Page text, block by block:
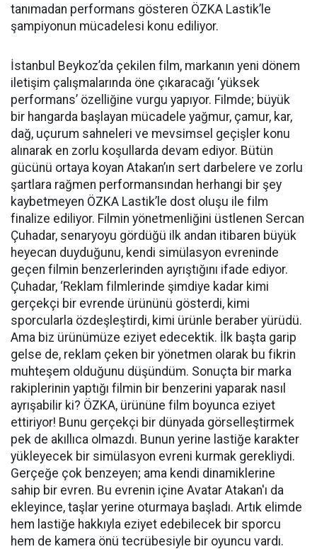
tanımadan performans gösteren ÖZKA Lastik’le
şampiyonun mücadelesi konu ediliyor.
İstanbul Beykoz’da çekilen film, markanın yeni dönem
iletişim çalışmalarında öne çıkaracağı ‘yüksek
performans’ özelliğine vurgu yapıyor. Filmde; büyük
bir hangarda başlayan mücadele yağmur, çamur, kar,
dağ, uçurum sahneleri ve mevsimsel geçişler konu
alınarak en zorlu koşullarda devam ediyor. Bütün
gücünü ortaya koyan Atakan’ın sert darbelere ve zorlu
şartlara rağmen performansından herhangi bir şey
kaybetmeyen ÖZKA Lastik’le dost oluşu ile film
finalize ediliyor. Filmin yönetmenliğini üstlenen Sercan
Çuhadar, senaryoyu gördüğü ilk andan itibaren büyük
heyecan duyduğunu, kendi simülasyon evreninde
geçen filmin benzerlerinden ayrıştığını ifade ediyor.
Çuhadar, ‘Reklam filmlerinde şimdiye kadar kimi
gerçekçi bir evrende ürününü gösterdi, kimi
sporcularla özdeşleştirdi, kimi ürünle beraber yürüdü.
Ama biz ürünümüze eziyet edecektik. İlk başta garip
gelse de, reklam çeken bir yönetmen olarak bu fikrin
muhteşem olduğunu düşündüm. Sonuçta bir marka
rakiplerinin yaptığı filmin bir benzerini yaparak nasıl
ayrışabilir ki? ÖZKA, ürününe film boyunca eziyet
ettiriyor! Bunu gerçekçi bir dünyada görselleştirmek
pek de akıllıca olmazdı. Bunun yerine lastiğe karakter
yükleyecek bir simülasyon evreni kurmak gerekliydi.
Gerçeğe çok benzeyen; ama kendi dinamiklerine
sahip bir evren. Bu evrenin içine Avatar Atakan'ı da
ekleyince, taşlar yerine oturmaya başladı. Artık elimde
hem lastiğe hakkıyla eziyet edebilecek bir sporcu
hem de kamera önü tecrübesiyle bir oyuncu vardı.